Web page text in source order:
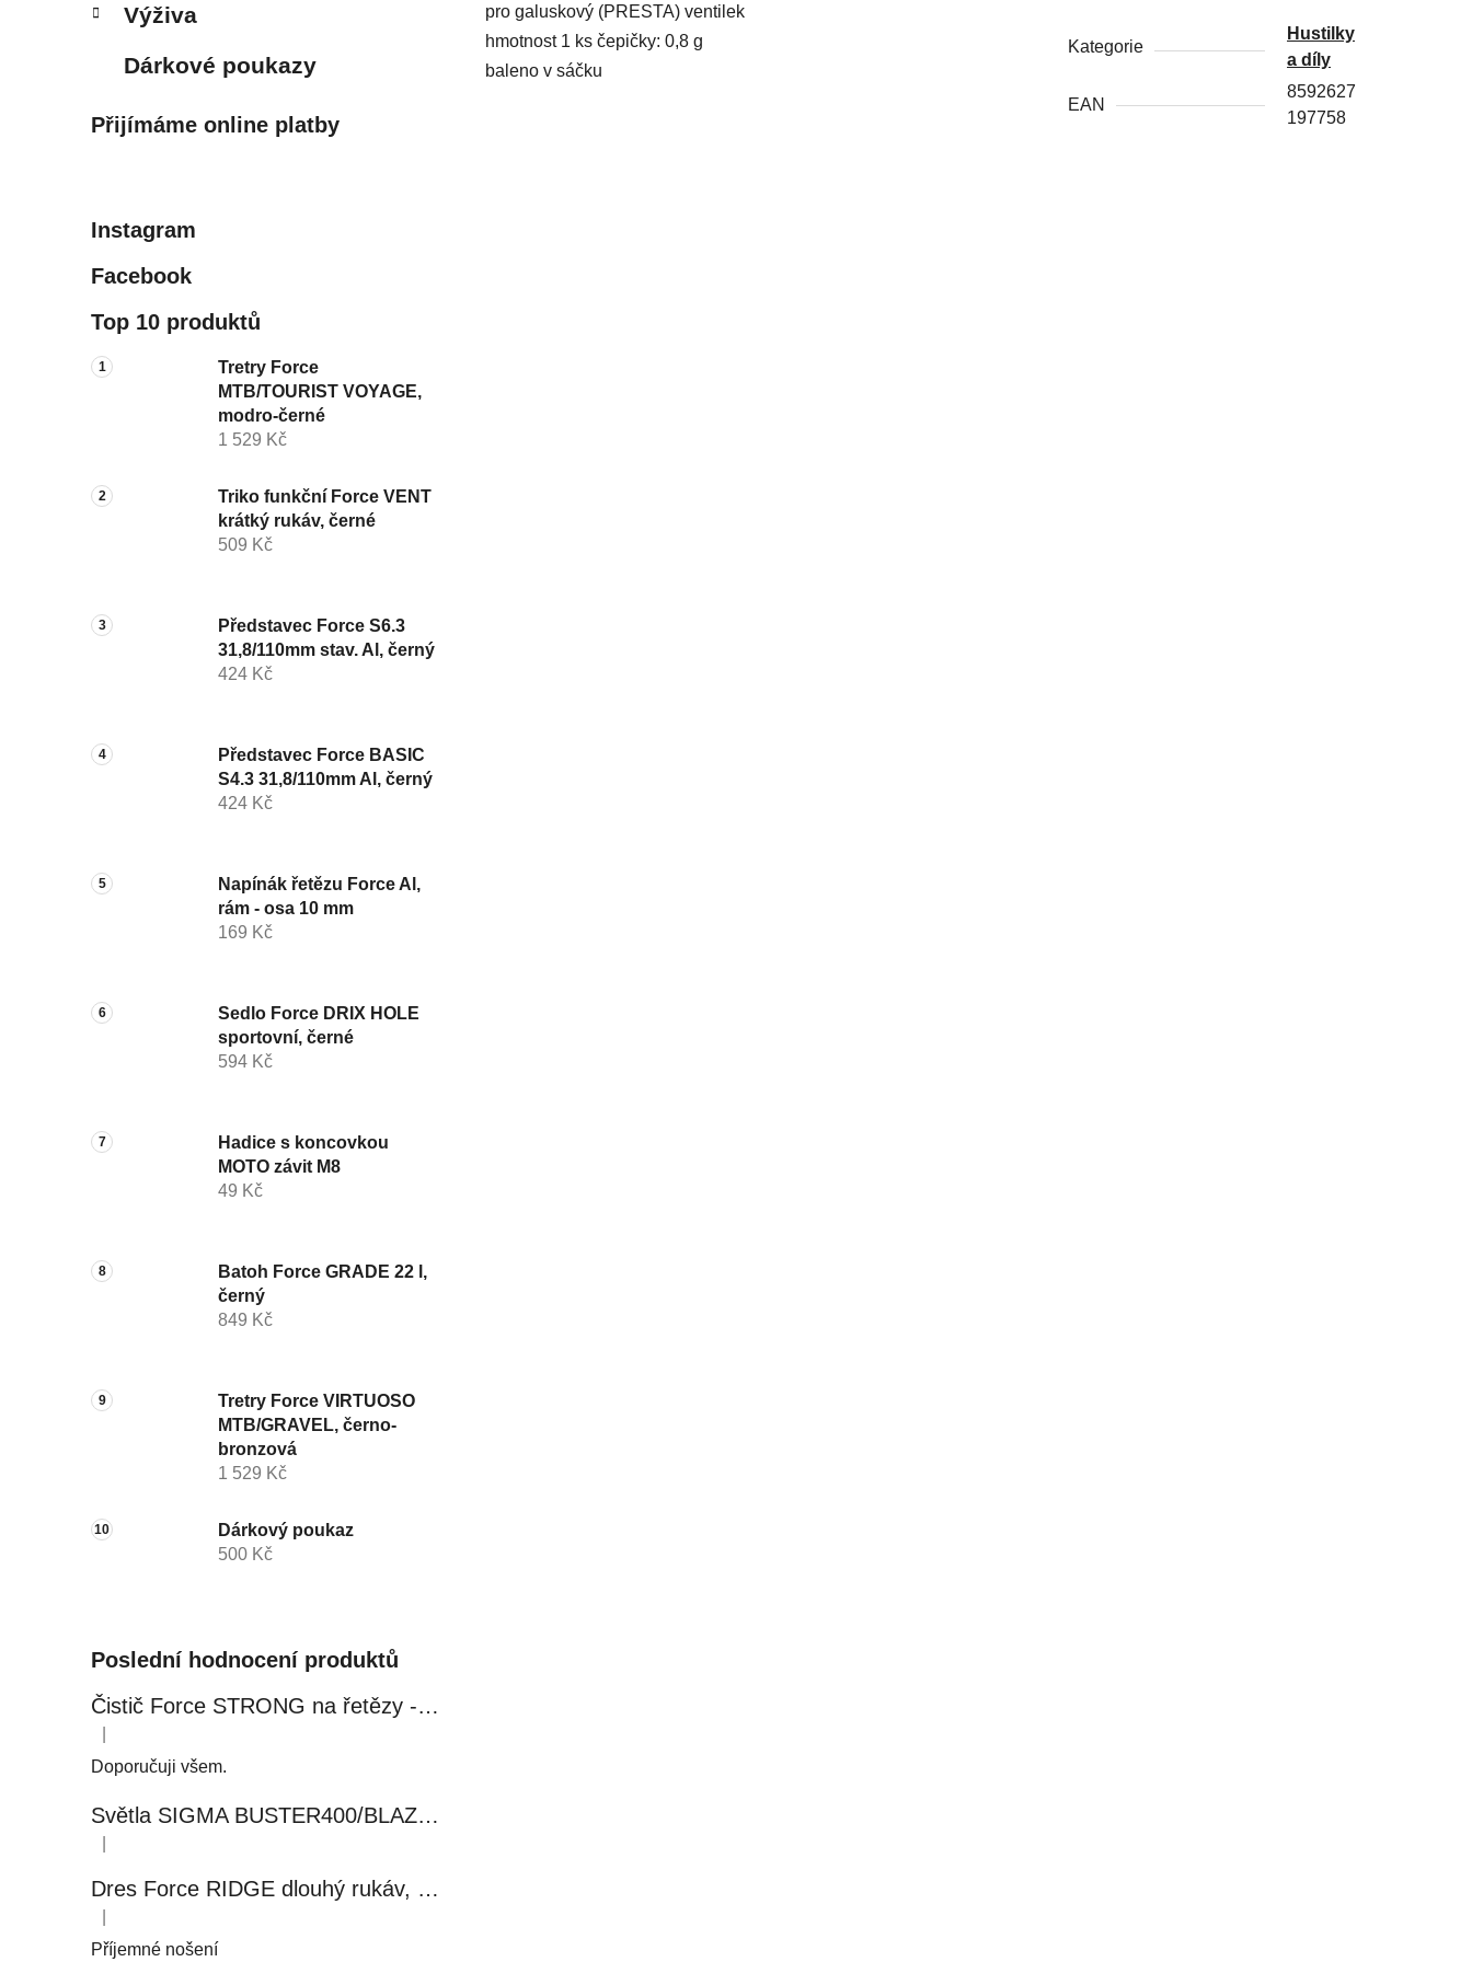
Výživa
Dárkové poukazy
Přijímáme online platby
Instagram
Facebook
Top 10 produktů
Tretry Force
MTB/TOURIST VOYAGE,
modro-černé
1 529 Kč
Triko funkční Force VENT
krátký rukáv, černé
509 Kč
Představec Force S6.3
31,8/110mm stav. Al, černý
424 Kč
Představec Force BASIC
S4.3 31,8/110mm Al, černý
424 Kč
Napínák řetězu Force Al,
rám - osa 10 mm
169 Kč
Sedlo Force DRIX HOLE
sportovní, černé
594 Kč
Hadice s koncovkou
MOTO závit M8
49 Kč
Batoh Force GRADE 22 l,
černý
849 Kč
Tretry Force VIRTUOSO
MTB/GRAVEL, černo-
bronzová
1 529 Kč
Dárkový poukaz
500 Kč
Poslední hodnocení produktů
Čistič Force STRONG na řetězy - 0,5 l, láhev - růžový
Hodnocení produktu je 5 z 5 hvězdiček.
Doporučuji všem.
Světla SIGMA BUSTER400/BLAZE FLASH, přední+zadní
Hodnocení produktu je 5 z 5 hvězdiček.
Dres Force RIDGE dlouhý rukáv, černo-modrý
Hodnocení produktu je 5 z 5 hvězdiček.
Příjemné nošení
pro galuskový (PRESTA) ventilek
hmotnost 1 ks čepičky: 0,8 g
baleno v sáčku
Kategorie
Hustilky
a díly
EAN
8592627
197758